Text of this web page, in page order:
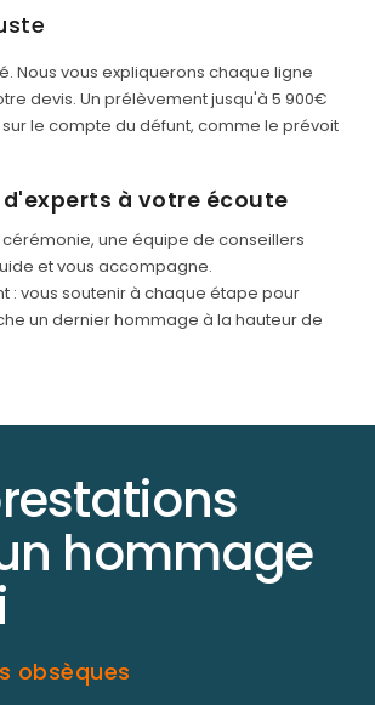
Nous vous expliquerons chaque ligne
devis. Un prélèvement jusqu'à 5 900€
le compte du défunt, comme le prévoit
d'experts à votre écoute
une équipe de conseillers
et vous accompagne.
: vous soutenir à chaque étape pour
un dernier hommage à la hauteur de
hommage
obsèques